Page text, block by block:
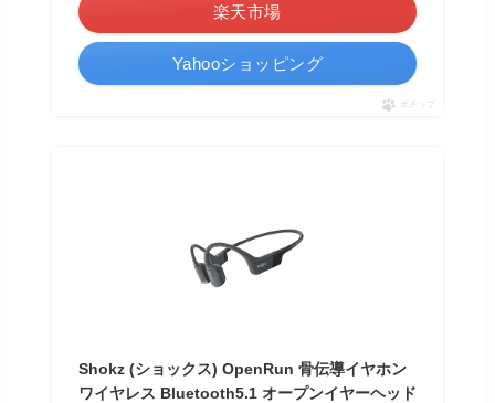
楽天市場
Yahooショッピング
ポチップ
Shokz (ショックス) OpenRun 骨伝導イヤホン
ワイヤレス Bluetooth5.1 オープンイヤーヘッド